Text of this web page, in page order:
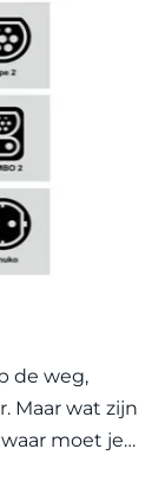
de weg,
Maar wat zijn
moet je